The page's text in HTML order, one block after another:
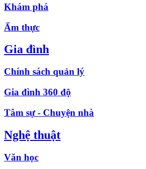
Khám phá
Ẩm thực
Gia đình
Chính sách quản lý
Gia đình 360 độ
Tâm sự - Chuyện nhà
Nghệ thuật
Văn học